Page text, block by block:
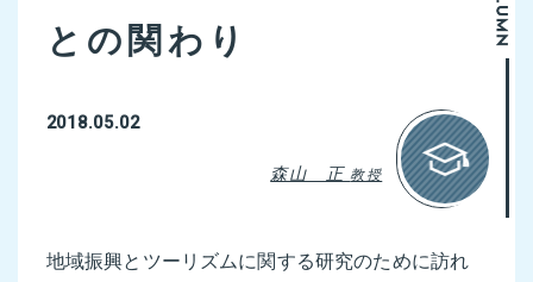
との関わり
2018.05.02
森山 正 教授
地域振興とツーリズムに関する研究のために訪れ